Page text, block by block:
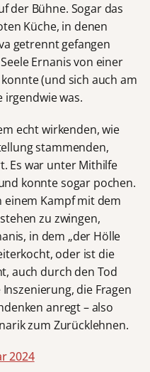
der Bühne. Sogar das
Küche, in denen
getrennt gefangen
Ernanis von einer
(und sich auch am
irgendwie was.
echt wirkenden, wie
stammenden,
Es war unter Mithilfe
konnte sogar pochen.
einem Kampf mit dem
zu zwingen,
in dem „der Hölle
oder ist die
auch durch den Tod
die Fragen
anregt – also
zum Zurücklehnen.
2024